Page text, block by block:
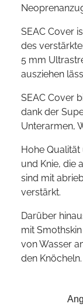
SEAC Cover
des
5 mm
ausziehen
SEAC Cover
dank der
Unterarmen,
Hohe
und Knie, die
sind mit
verstärkt.
Darüber
mit
von Wasser
den Knöcheln.